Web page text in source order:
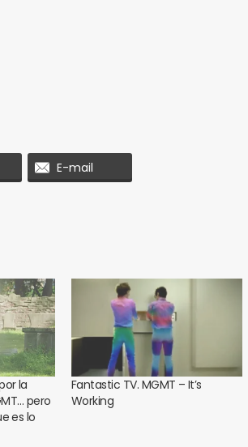
E-mail
la
pero
es lo
Fantastic TV. MGMT – It’s
Working